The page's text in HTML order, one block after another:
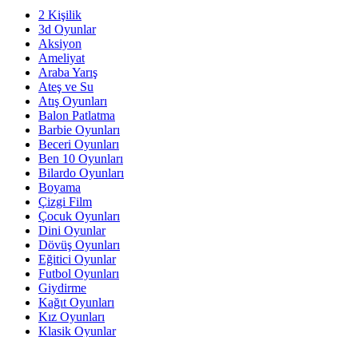
2 Kişilik
3d Oyunlar
Aksiyon
Ameliyat
Araba Yarış
Ateş ve Su
Atış Oyunları
Balon Patlatma
Barbie Oyunları
Beceri Oyunları
Ben 10 Oyunları
Bilardo Oyunları
Boyama
Çizgi Film
Çocuk Oyunları
Dini Oyunlar
Dövüş Oyunları
Eğitici Oyunlar
Futbol Oyunları
Giydirme
Kağıt Oyunları
Kız Oyunları
Klasik Oyunlar